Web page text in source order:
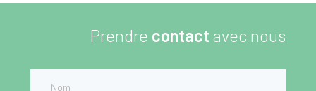
Prendre contact avec nous